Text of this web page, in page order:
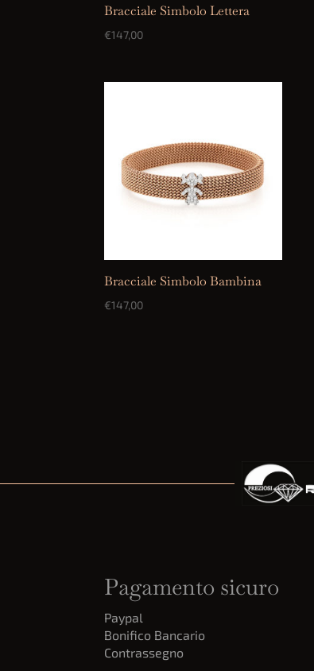
Bracciale Simbolo Lettera
€147,00
Bracciale Simbolo Bambina
€147,00
Pagamento sicuro
Paypal
Bonifico Bancario
Contrassegno